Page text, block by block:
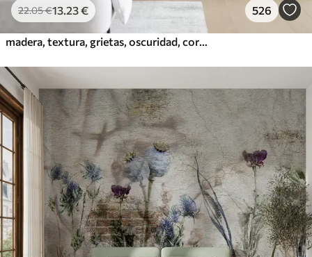
22.05€13.23€ 526
madera, textura, grietas, oscuridad, corteza, superficie